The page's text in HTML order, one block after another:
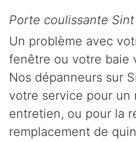
Porte coulissante
Un problème avec
fenêtre ou votre baie
Nos dépanneurs sur
votre service pour un
entretien, ou pour la
remplacement de